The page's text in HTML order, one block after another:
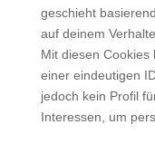
geschieht
auf deinem
Mit diesen Cookies
einer eindeutigen
jedoch kein Profil
Interessen, um